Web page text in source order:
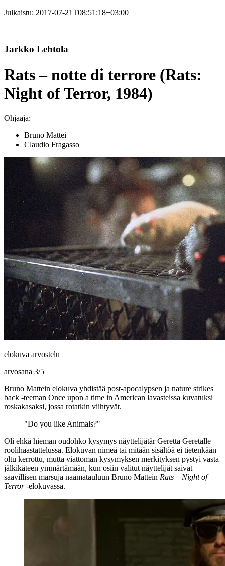
Julkaistu: 2017-07-21T08:51:18+03:00
Jarkko Lehtola
Rats – notte di terrore (Rats:
Night of Terror, 1984)
Ohjaaja:
Bruno Mattei
Claudio Fragasso
elokuva arvostelu
arvosana 3/5
Bruno Mattein elokuva yhdistää post-apocalypsen ja nature strikes
back -teeman Once upon a time in American lavasteissa kuvatuksi
roskakasaksi, jossa rotatkin viihtyvät.
"Do you like Animals?"
Oli ehkä hieman oudohko kysymys näyttelijätärGeretta Geretalle
roolihaastattelussa. Elokuvan nimeä tai mitään sisältöä ei tietenkään
oltu kerrottu, mutta viattoman kysymyksen merkityksen pystyi vasta
jälkikäteen ymmärtämään, kun osiin valitut näyttelijät saivat
saavillisen marsuja naamatauluun Bruno Mattein Rats – Night of
Terror‑elokuvassa.